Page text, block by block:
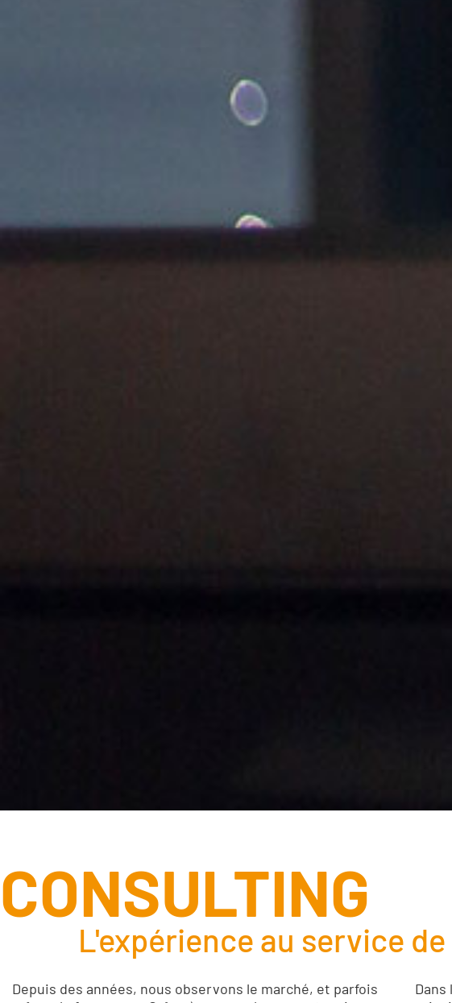
CONSULTING
L'expérience au service
Depuis des années, nous observons le marché, et parfois